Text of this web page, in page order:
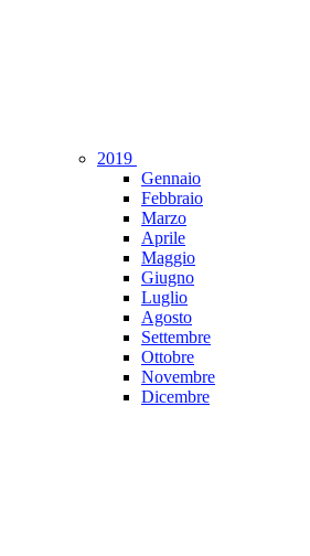
2019
Gennaio
Febbraio
Marzo
Aprile
Maggio
Giugno
Luglio
Agosto
Settembre
Ottobre
Novembre
Dicembre